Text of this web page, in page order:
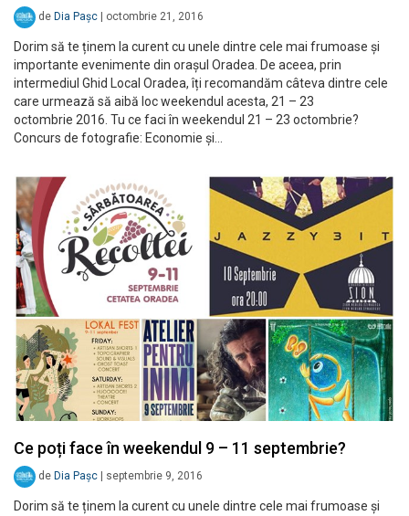
de Dia Pașc octombrie 21, 2016
Dorim să te ținem la curent cu unele dintre cele mai frumoase și
importante evenimente din orașul Oradea. De aceea, prin
intermediul Ghid Local Oradea, îți recomandăm câteva dintre cele
care urmează să aibă loc weekendul acesta, 21 – 23
octombrie 2016. Tu ce faci în weekendul 21 – 23 octombrie?
Concurs de fotografie: Economie și…
Ce poți face în weekendul 9 – 11 septembrie?
de Dia Pașc septembrie 9, 2016
Dorim să te ținem la curent cu unele dintre cele mai frumoase și